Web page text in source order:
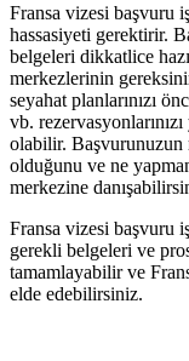
Fransa vizesi başvuru
hassasiyeti gerektirir.
belgeleri dikkatlice
merkezlerinin
seyahat planlarınızı
vb.
olabilir. Başvurunuzun
olduğunu ve ne
merkezine
Fransa vizesi başvuru
gerekli belgeleri ve
tamamlayabilir ve
elde edebilirsiniz.